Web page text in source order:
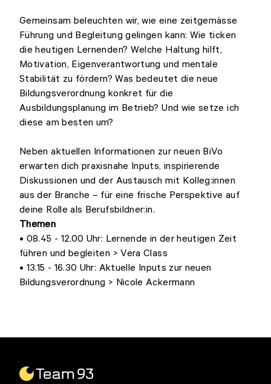
Gemeinsam beleuchten wir, wie eine zeitgemässe
Führung und Begleitung gelingen kann: Wie ticken
die heutigen Lernenden? Welche Haltung hilft,
Motivation, Eigenverantwortung und mentale
Stabilität zu fördern? Was bedeutet die neue
Bildungsverordnung konkret für die
Ausbildungsplanung im Betrieb? Und wie setze ich
diese am besten um?
Neben aktuellen Informationen zur neuen BiVo
erwarten dich praxisnahe Inputs, inspirierende
Diskussionen und der Austausch mit Kolleg:innen
aus der Branche – für eine frische Perspektive auf
deine Rolle als Berufsbildner:in.
Themen
• 08.45 - 12.00 Uhr: Lernende in der heutigen Zeit
führen und begleiten > Vera Class
• 13.15 - 16.30 Uhr: Aktuelle Inputs zur neuen
Bildungsverordnung > Nicole Ackermann